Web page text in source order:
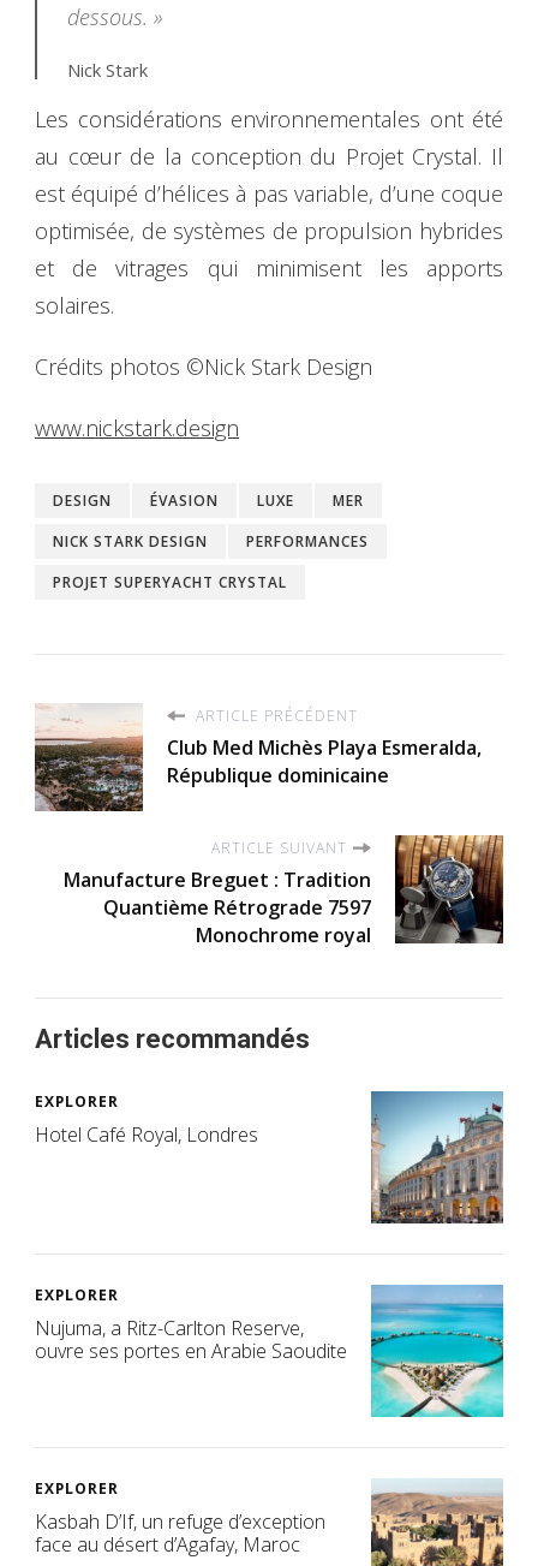
dessous. »
Nick Stark
Les considérations environnementales ont été
au cœur de la conception du Projet Crystal. Il
est équipé d’hélices à pas variable, d’une coque
optimisée, de systèmes de propulsion hybrides
et de vitrages qui minimisent les apports
solaires.
Crédits photos ©Nick Stark Design
www.nickstark.design
DESIGN ÉVASION LUXE
MER
NICK STARK DESIGN
PERFORMANCES
PROJET SUPERYACHT CRYSTAL
ARTICLE PRÉCÉDENT
Club Med Michès Playa Esmeralda,
République dominicaine
ARTICLE SUIVANT
Manufacture Breguet : Tradition
Quantième Rétrograde 7597
Monochrome royal
Articles recommandés
EXPLORER
Hotel Café Royal, Londres
EXPLORER
Nujuma, a Ritz-Carlton Reserve,
ouvre ses portes en Arabie Saoudite
EXPLORER
Kasbah D’If, un refuge d’exception
face au désert d’Agafay, Maroc